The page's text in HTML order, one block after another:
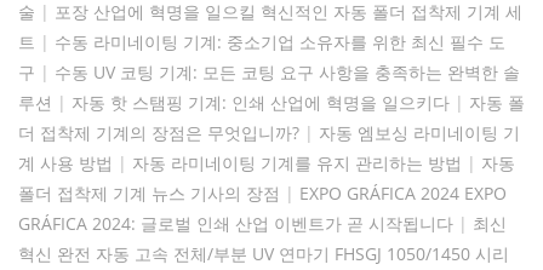
술 | 포장 산업에 혁명을 일으킬 혁신적인 자동 폴더 접착제 기계 세
트 | 수동 라미네이팅 기계: 중소기업 소유자를 위한 최신 필수 도
구 | 수동 UV 코팅 기계: 모든 코팅 요구 사항을 충족하는 완벽한 솔
루션 | 자동 핫 스탬핑 기계: 인쇄 산업에 혁명을 일으키다 | 자동 폴
더 접착제 기계의 장점은 무엇입니까? | 자동 엠보싱 라미네이팅 기
계 사용 방법 | 자동 라미네이팅 기계를 유지 관리하는 방법 | 자동
폴더 접착제 기계 뉴스 기사의 장점 | EXPO GRÁFICA 2024 EXPO
GRÁFICA 2024: 글로벌 인쇄 산업 이벤트가 곧 시작됩니다 | 최신
혁신 완전 자동 고속 전체/부분 UV 연마기 FHSGJ 1050/1450 시리